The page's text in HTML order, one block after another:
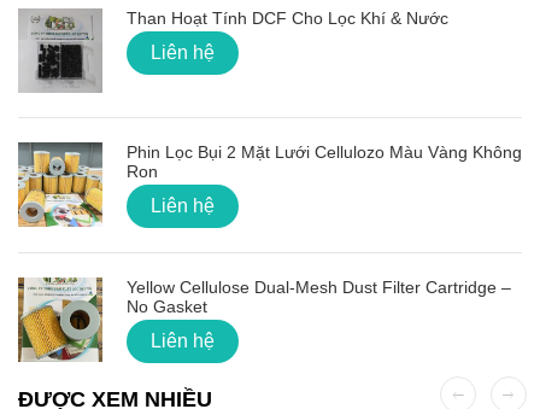
Than Hoạt Tính DCF Cho Lọc Khí & Nước
Liên hệ
Phin Lọc Bụi 2 Mặt Lưới Cellulozo Màu Vàng Không
Ron
Liên hệ
Yellow Cellulose Dual-Mesh Dust Filter Cartridge –
No Gasket
Liên hệ
ĐƯỢC XEM NHIỀU